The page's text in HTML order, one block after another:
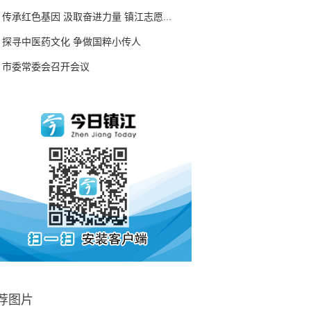
传承红色基因 汲取奋进力量 镇江志愿...
探寻中医药文化 争做国粹小传人
市委常委会召开会议
图片